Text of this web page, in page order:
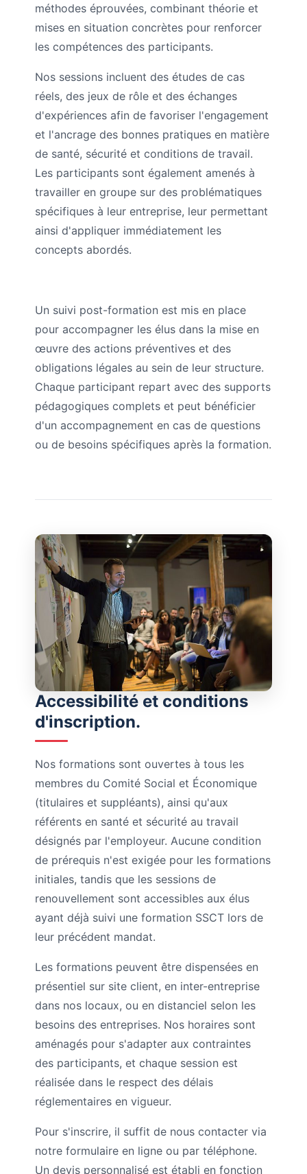
méthodes éprouvées, combinant théorie et
mises en situation concrètes pour renforcer
les compétences des participants.
Nos sessions incluent des études de cas
réels, des jeux de rôle et des échanges
d'expériences afin de favoriser l'engagement
et l'ancrage des bonnes pratiques en matière
de santé, sécurité et conditions de travail.
Les participants sont également amenés à
travailler en groupe sur des problématiques
spécifiques à leur entreprise, leur permettant
ainsi d'appliquer immédiatement les
concepts abordés.
Un suivi post-formation est mis en place
pour accompagner les élus dans la mise en
œuvre des actions préventives et des
obligations légales au sein de leur structure.
Chaque participant repart avec des supports
pédagogiques complets et peut bénéficier
d'un accompagnement en cas de questions
ou de besoins spécifiques après la formation.
Accessibilité et conditions
d'inscription.
Nos formations sont ouvertes à tous les
membres du Comité Social et Économique
(titulaires et suppléants), ainsi qu'aux
référents en santé et sécurité au travail
désignés par l'employeur. Aucune condition
de prérequis n'est exigée pour les formations
initiales, tandis que les sessions de
renouvellement sont accessibles aux élus
ayant déjà suivi une formation SSCT lors de
leur précédent mandat.
Les formations peuvent être dispensées en
présentiel sur site client, en inter-entreprise
dans nos locaux, ou en distanciel selon les
besoins des entreprises. Nos horaires sont
aménagés pour s'adapter aux contraintes
des participants, et chaque session est
réalisée dans le respect des délais
réglementaires en vigueur.
Pour s'inscrire, il suffit de nous contacter via
notre formulaire en ligne ou par téléphone.
Un devis personnalisé est établi en fonction